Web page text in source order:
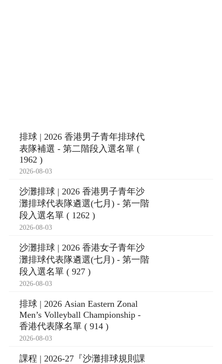
排球 | 2026 香港男子青年排球代
表隊補選 - 第二階段入選名單 (
1962 )
2026-08-03
沙灘排球 | 2026 香港男子青年沙
灘排球代表隊遴選(七月) - 第一階
段入選名單 ( 1262 )
2026-08-03
沙灘排球 | 2026 香港女子青年沙
灘排球代表隊遴選(七月) - 第一階
段入選名單 ( 927 )
2026-08-03
排球 | 2026 Asian Eastern Zonal
Men’s Volleyball Championship -
香港代表隊名單 ( 914 )
2026-08-03
課程 | 2026-27『沙灘排球規則課